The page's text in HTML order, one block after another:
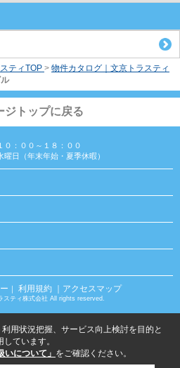
ティTOP > 物件カタログ｜文京トラスティ
ジトップに戻る
０：００～１８：００
曜日（年末年始・夏季休暇）
利用規約 ｜アクセスマップ
スティ株式会社 All rights reserved.
用状況把握、サービス向上検討を目的と
ています。
いについて」 をご確認ください。